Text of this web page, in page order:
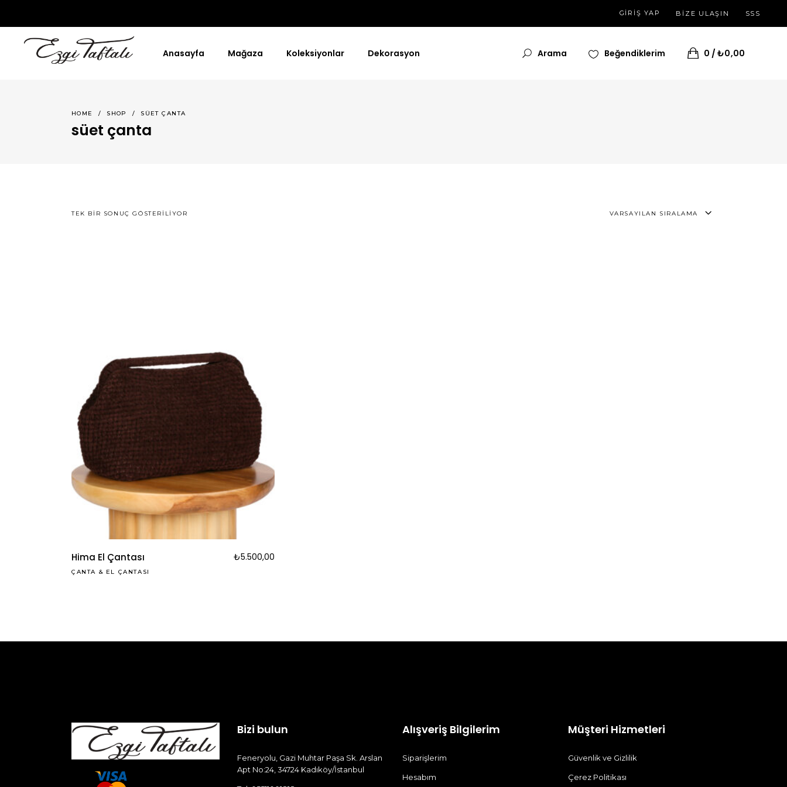
GIRIŞ YAP BİZE ULAŞIN SSS
Anasayfa Mağaza Koleksiyonlar Dekorasyon Arama Beğendiklerim 0 ₺0,00
HOME / SHOP / SÜET ÇANTA
süet çanta
TEK BIR SONUÇ GÖSTERILIYOR VARSAYILAN SIRALAMA
Hima El Çantası ₺5.500,00
ÇANTA & EL ÇANTASI
Bizi bulun
Feneryolu, Gazi Muhtar Paşa Sk. Arslan
Apt No:24, 34724 Kadıköy/İstanbul
Alışveriş Bilgilerim
Siparişlerim
Hesabım
Müşteri Hizmetleri
Güvenlik ve Gizlilik
Çerez Politikası